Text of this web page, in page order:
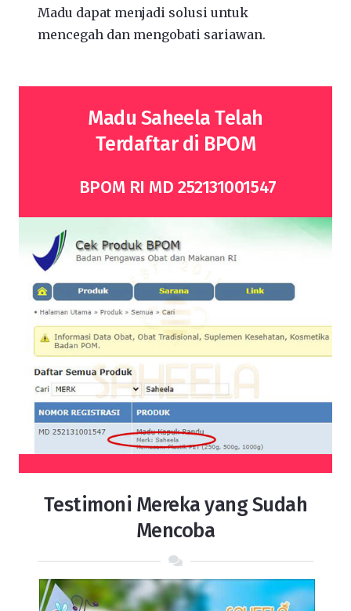
Madu dapat menjadi solusi untuk
mencegah dan mengobati sariawan.
Madu Saheela Telah
Terdaftar di BPOM
BPOM RI MD 252131001547
Testimoni Mereka yang Sudah
Mencoba